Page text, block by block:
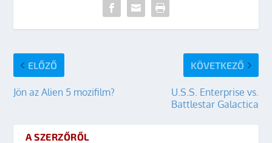
ELŐZŐ
Jön az Alien 5 mozifilm?
KÖVETKEZŐ
U.S.S. Enterprise vs.
Battlestar Galactica
A SZERZŐRŐL